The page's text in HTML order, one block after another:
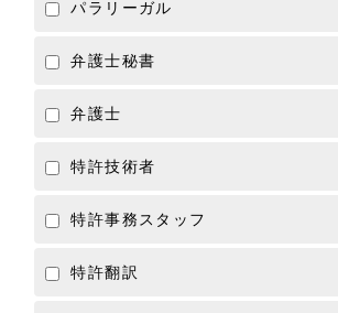
パラリーガル
弁護士秘書
弁護士
特許技術者
特許事務スタッフ
特許翻訳